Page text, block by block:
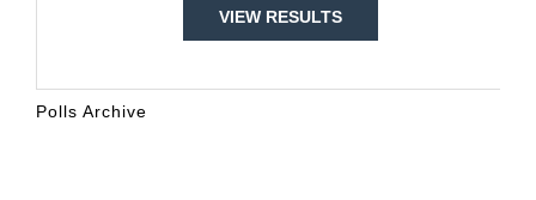
VIEW RESULTS
Polls Archive